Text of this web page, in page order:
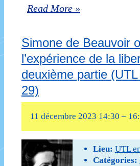
Jean-
Sartre
ou
l’existentialisme
littéraire
et
deuxième
Read More »
Simone de Beauvoir
l’expérience de la
deuxième partie
29)
11 décembre 2023 14:30 –
Lieu: UTL
Catégories: